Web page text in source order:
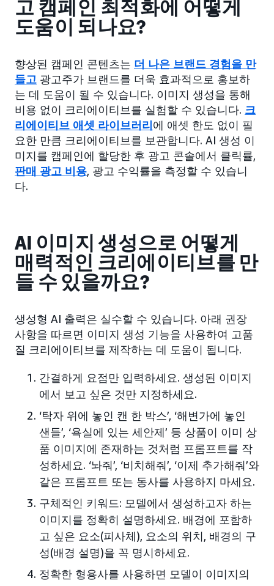
고 캠페인 최적화에 어떻게
도움이 되나요?
향상된 캠페인 콘텐츠는 더 나은 브랜드 경험을 만
들고 광고주가 브랜드를 더욱 효과적으로 홍보하
는 데 도움이 될 수 있습니다. 이미지 생성을 통해
비용 없이 크리에이티브를 실험할 수 있습니다. 크
리에이티브 애셋 라이브러리에 애셋 한도 없이 필
요한 만큼 크리에이티브를 보관합니다. AI 생성 이
미지를 캠페인에 할당한 후 광고 콘솔에서 클릭률,
판매 광고 비용, 광고 수익률을 측정할 수 있습니
다.
AI 이미지 생성으로 어떻게
매력적인 크리에이티브를 만
들 수 있을까요?
생성형 AI 출력은 실수할 수 있습니다. 아래 권장
사항을 따르면 이미지 생성 기능을 사용하여 고품
질 크리에이티브를 제작하는 데 도움이 됩니다.
간결하게 요점만 입력하세요. 생성된 이미지
에서 보고 싶은 것만 지정하세요.
‘탁자 위에 놓인 캔 한 박스’, ‘해변가에 놓인
샌들’, ‘욕실에 있는 세안제’ 등 상품이 이미 상
품 이미지에 존재하는 것처럼 프롬프트를 작
성하세요. ‘놔줘’, ‘비치해줘’, ‘이제 추가해줘’와
같은 프롬프트 또는 동사를 사용하지 마세요.
구체적인 키워드: 모델에서 생성하고자 하는
이미지를 정확히 설명하세요. 배경에 포함하
고 싶은 요소(피사체), 요소의 위치, 배경의 구
성(배경 설명)을 꼭 명시하세요.
정확한 형용사를 사용하면 모델이 이미지의